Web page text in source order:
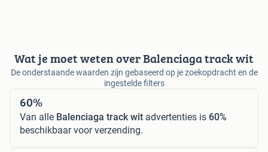
Wat je moet weten over Balenciaga track wit
De onderstaande waarden zijn gebaseerd op je zoekopdracht en de
ingestelde filters
60%
Van alle Balenciaga track wit advertenties is 60%
beschikbaar voor verzending.